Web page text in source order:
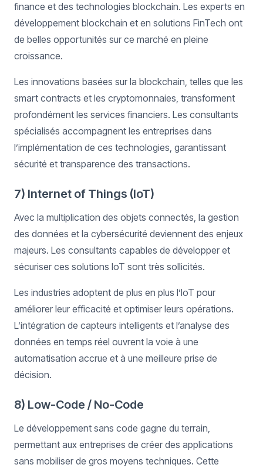
finance et des technologies blockchain. Les experts en
développement blockchain et en solutions FinTech ont
de belles opportunités sur ce marché en pleine
croissance.
Les innovations basées sur la blockchain, telles que les
smart contracts et les cryptomonnaies, transforment
profondément les services financiers. Les consultants
spécialisés accompagnent les entreprises dans
l’implémentation de ces technologies, garantissant
sécurité et transparence des transactions.
7) Internet of Things (IoT)
Avec la multiplication des objets connectés, la gestion
des données et la cybersécurité deviennent des enjeux
majeurs. Les consultants capables de développer et
sécuriser ces solutions IoT sont très sollicités.
Les industries adoptent de plus en plus l’IoT pour
améliorer leur efficacité et optimiser leurs opérations.
L’intégration de capteurs intelligents et l’analyse des
données en temps réel ouvrent la voie à une
automatisation accrue et à une meilleure prise de
décision.
8) Low-Code / No-Code
Le développement sans code gagne du terrain,
permettant aux entreprises de créer des applications
sans mobiliser de gros moyens techniques. Cette